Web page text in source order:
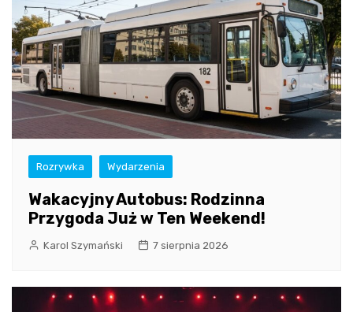
Rozrywka Wydarzenia
Wakacyjny Autobus: Rodzinna
Przygoda Już w Ten Weekend!
Karol Szymański 7 sierpnia 2026